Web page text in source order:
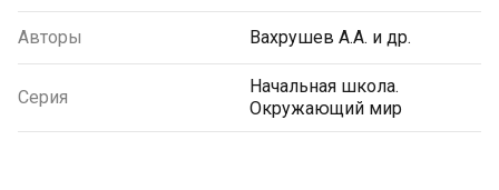
Авторы Вахрушев А.А. и др.
Серия
Начальная школа.
Окружающий мир